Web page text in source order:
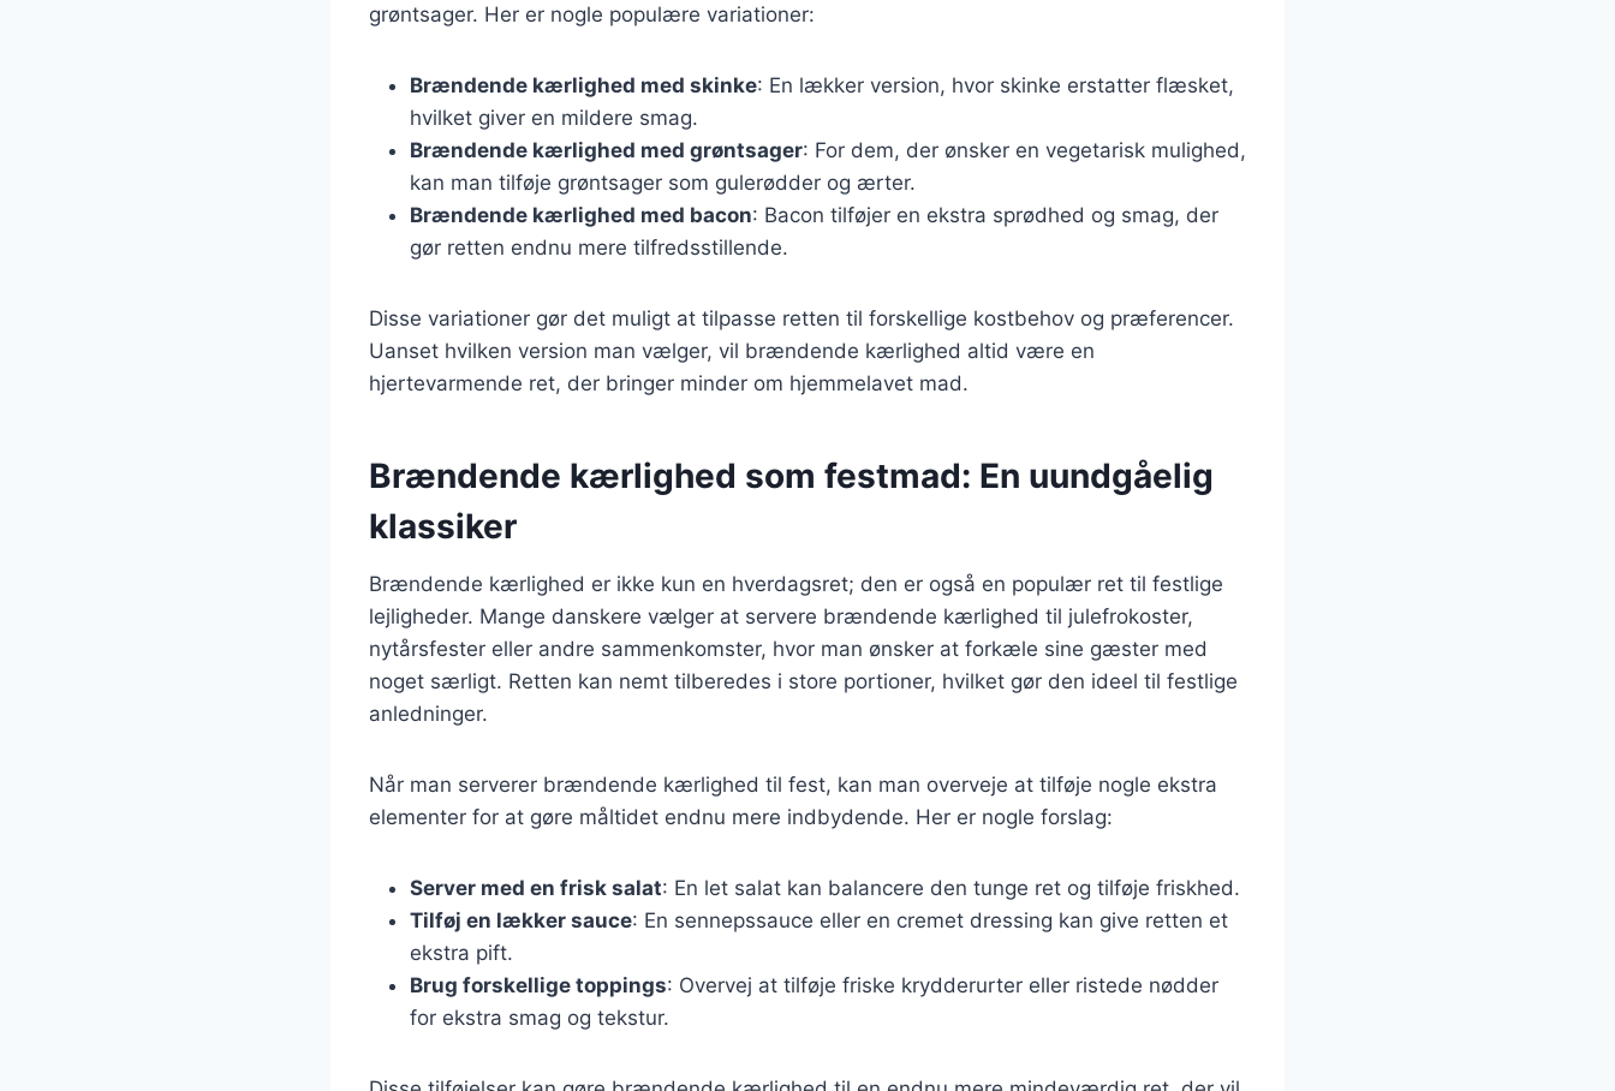
grøntsager. Her er nogle populære variationer:
Brændende kærlighed med skinke: En lækker version, hvor skinke erstatter flæsket,
hvilket giver en mildere smag.
Brændende kærlighed med grøntsager: For dem, der ønsker en vegetarisk mulighed,
kan man tilføje grøntsager som gulerødder og ærter.
Brændende kærlighed med bacon: Bacon tilføjer en ekstra sprødhed og smag, der
gør retten endnu mere tilfredsstillende.
Disse variationer gør det muligt at tilpasse retten til forskellige kostbehov og præferencer.
Uanset hvilken version man vælger, vil brændende kærlighed altid være en
hjertevarmende ret, der bringer minder om hjemmelavet mad.
Brændende kærlighed som festmad: En uundgåelig
klassiker
Brændende kærlighed er ikke kun en hverdagsret; den er også en populær ret til festlige
lejligheder. Mange danskere vælger at servere brændende kærlighed til julefrokoster,
nytårsfester eller andre sammenkomster, hvor man ønsker at forkæle sine gæster med
noget særligt. Retten kan nemt tilberedes i store portioner, hvilket gør den ideel til festlige
anledninger.
Når man serverer brændende kærlighed til fest, kan man overveje at tilføje nogle ekstra
elementer for at gøre måltidet endnu mere indbydende. Her er nogle forslag:
Server med en frisk salat: En let salat kan balancere den tunge ret og tilføje friskhed.
Tilføj en lækker sauce: En sennepssauce eller en cremet dressing kan give retten et
ekstra pift.
Brug forskellige toppings: Overvej at tilføje friske krydderurter eller ristede nødder
for ekstra smag og tekstur.